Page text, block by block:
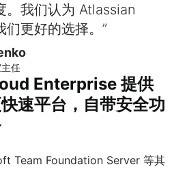
。我们认为 Atlassian
更好的选择。
任
Enterprise 提供
速平台，自带安全功
Team Foundation Server 等其